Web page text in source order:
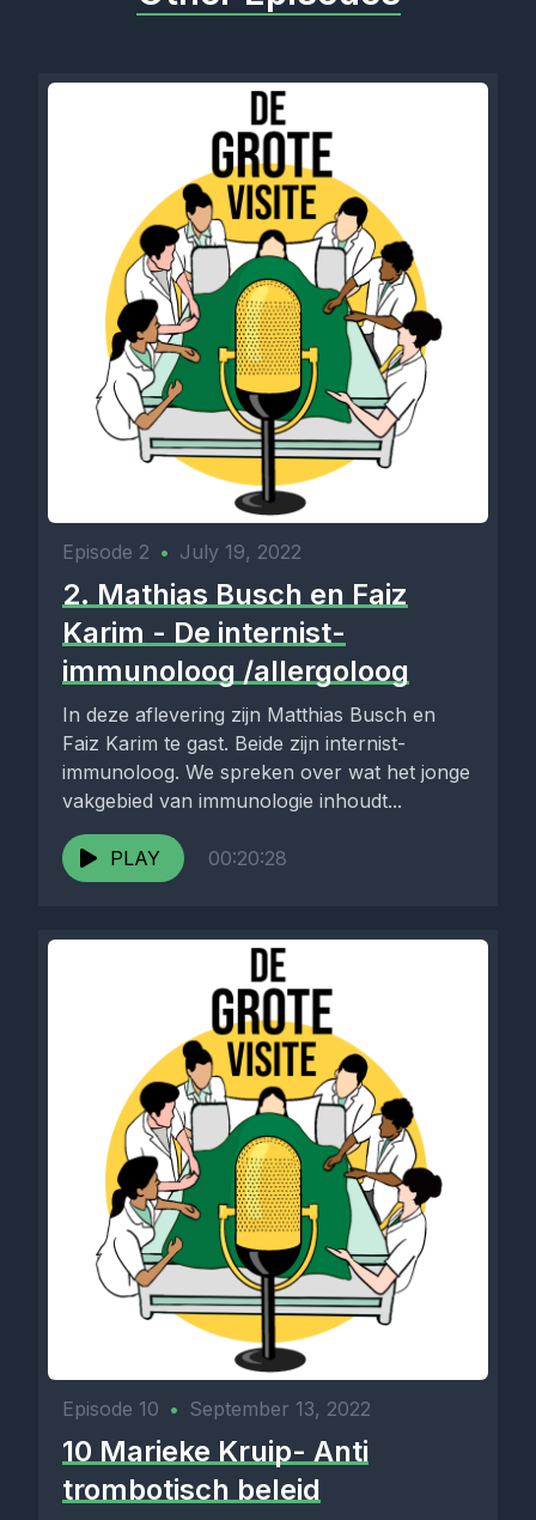
Episode 2 • July 19, 2022
2. Mathias Busch en Faiz
Karim - De internist-
immunoloog /allergoloog
In deze aflevering zijn Matthias Busch en
Faiz Karim te gast. Beide zijn internist-
immunoloog. We spreken over wat het jonge
vakgebied van immunologie inhoudt...
PLAY 00:20:28
Episode 10 • September 13, 2022
10 Marieke Kruip- Anti
trombotisch beleid